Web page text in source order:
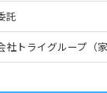
託
社トライグループ（家